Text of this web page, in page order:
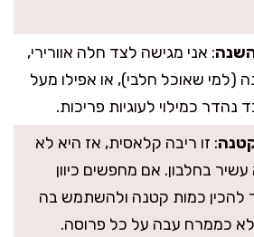
: אני מגישה לצד חלה אוורירי,
(למי שאוכל חלבי), או אפילו מעל
נהדר כמילוי לעוגיות פריכות.
: זו ריבה קלאסית, אז היא לא
בחלבון. אם מחפשים כיוון
להכין כמות קטנה ולהשתמש בה
כממרח עבה על כל פרוסה.